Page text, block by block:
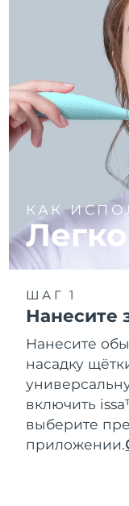
КАК
ШАГ 1
Нанесите
Нанесите
насадку
включить
выберите
приложении.